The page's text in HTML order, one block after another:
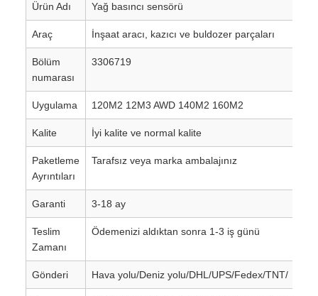
Ürün Adı Yağ basıncı sensörü
Araç İnşaat aracı, kazıcı ve buldozer parçaları
Bölüm
numarası
3306719
Uygulama 120M2 12M3 AWD 140M2 160M2
Kalite İyi kalite ve normal kalite
Paketleme
Ayrıntıları
Tarafsız veya marka ambalajınız
Garanti 3-18 ay
Teslim
Zamanı
Ödemenizi aldıktan sonra 1-3 iş günü
Gönderi Hava yolu/Deniz yolu/DHL/UPS/Fedex/TNT/